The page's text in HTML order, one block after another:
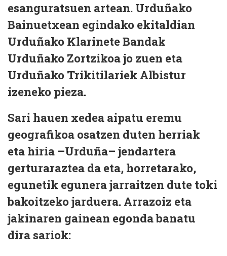
esanguratsuen artean. Urduñako
Bainuetxean egindako ekitaldian
Urduñako Klarinete Bandak
Urduñako Zortzikoa jo zuen eta
Urduñako Trikitilariek Albistur
izeneko pieza.
Sari hauen xedea aipatu eremu
geografikoa osatzen duten herriak
eta hiria –Urduña– jendartera
gerturaraztea da eta, horretarako,
egunetik egunera jarraitzen dute toki
bakoitzeko jarduera. Arrazoiz eta
jakinaren gainean egonda banatu
dira sariok: